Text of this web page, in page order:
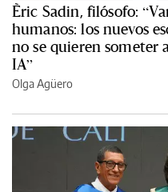
Èric Sadin, filósofo:
humanos: los nuevos
no se quieren someter
IA”
Olga Agüero